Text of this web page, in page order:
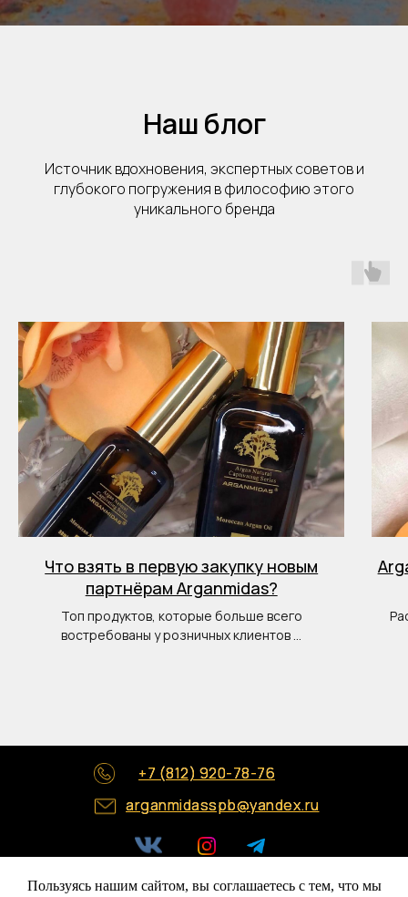
Наш блог
Источник вдохновения, экспертных советов и
глубокого погружения в философию этого
уникального бренда
Что взять в первую закупку новым
партнёрам Arganmidas?
Топ продуктов, которые больше всего
востребованы у розничных клиентов ...
arganmidasspb@yandex.ru
arganmidasspb@yandex.ru
+7 (812) 920-78-76
+7 (812) 920-78-76
Политика конфиденциальности
Политика конфиденциальности
Пользуясь нашим сайтом, вы соглашаетесь с тем, что мы